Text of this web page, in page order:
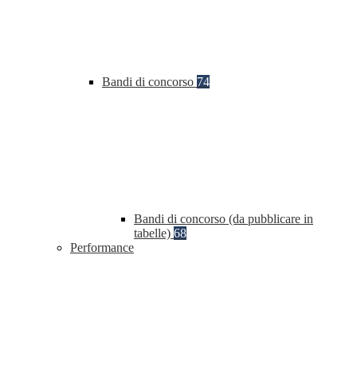
Bandi di concorso 74
Bandi di concorso (da pubblicare in
tabelle) 68
Performance